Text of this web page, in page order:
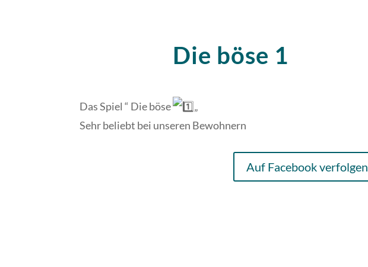
Die böse 1
Das Spiel “ Die böse
„
Sehr beliebt bei unseren Bewohnern
Auf Facebook verfolgen